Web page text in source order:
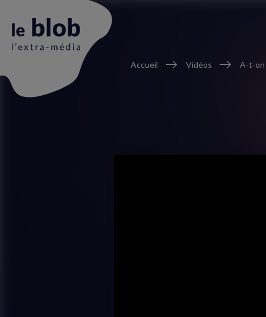
Fil
Accueil Vidéos A-t-on